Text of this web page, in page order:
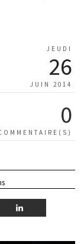
JEUDI
26
JUIN 2014
0